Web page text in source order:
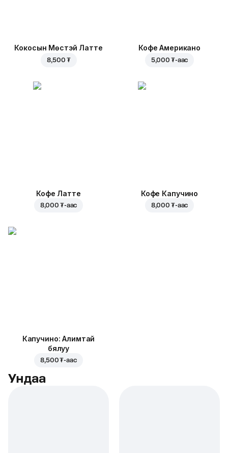
Кокосын Мөстэй Латте
8,500 ₮
Кофе Американо
5,000 ₮-аас
Кофе Латте
8,000 ₮-аас
Кофе Капучино
8,000 ₮-аас
Капучино: Алимтай
бялуу
8,500 ₮-аас
Ундаа